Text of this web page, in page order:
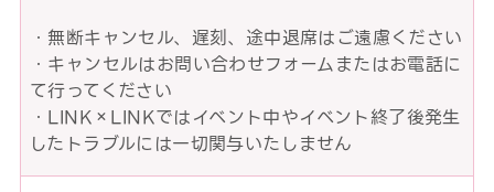
・無断キャンセル、遅刻、途中退席はご遠慮ください
・キャンセルはお問い合わせフォームまたはお電話に
て行ってください
・LINK×LINKではイベント中やイベント終了後発生
したトラブルには一切関与いたしません